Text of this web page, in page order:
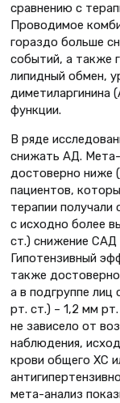
сравнению с
Проводимое
гораздо больше
событий, а также
липидный обмен,
диметиларгинина
функции.
В ряде
снижать АД.
достоверно ниже
пациентов,
терапии получали
с исходно более
ст.) снижение
Гипотензивный
также
а в подгруппе
рт. ст.) – 1,2 мм
не зависело от
наблюдения,
крови общего ХС
мета-анализ